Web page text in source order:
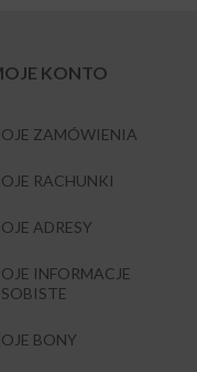
KONTO
ZAMÓWIENIA
RACHUNKI
ADRESY
INFORMACJE
BONY